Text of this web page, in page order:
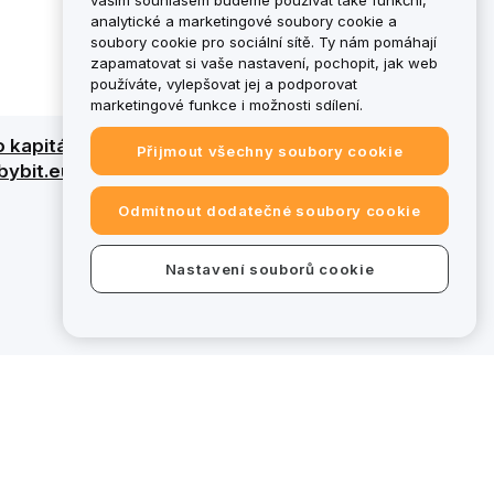
Podrobný přehled naleznete v
nespadají do působnosti
analytické a marketingové soubory cookie a
soubory cookie pro sociální sítě. Ty nám pomáhají
zapamatovat si vaše nastavení, pochopit, jak web
používáte, vylepšovat jej a podporovat
marketingové funkce i možnosti sdílení.
Přijmout všechny soubory cookie
Odmítnout dodatečné soubory cookie
Nastavení souborů cookie